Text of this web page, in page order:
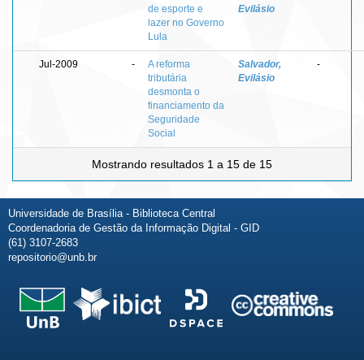
de esporte e
lazer no Governo
Lula
Evilásio
Jul-2009 -
A reforma
tributária
desmonta o
financiamento da
Seguridade
Social
Salvador,
Evilásio
-
Mostrando resultados 1 a 15 de 15
Universidade de Brasília - Biblioteca Central
Coordenadoria de Gestão da Informação Digital - GID
(61) 3107-2683
repositorio@unb.br